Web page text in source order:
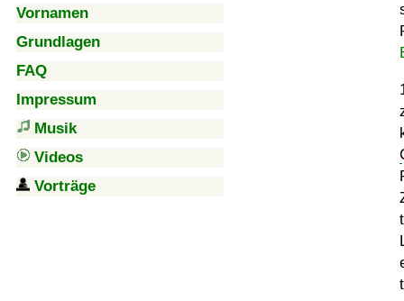
Vornamen
Grundlagen
FAQ
Impressum
Musik
Videos
Vorträge